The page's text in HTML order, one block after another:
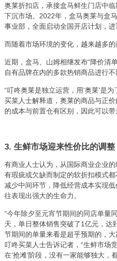
奥莱折扣店，承接盒马鲜生门店中
下沉市场。2022年，盒马奥莱与盒
事业部，全面启动全国开店计划，进
而随着市场环境的变化，越来越多的
近期，盒马、山姆相继发布“降价清
自有品牌在内的多款热销商品进行不
“叮咚奥莱是独立运营，用‘奥莱’是
买菜人士解释道，奥莱的商品与正
的成本与前置仓有区别，因此可以带
3. 生鲜市场迎来性价比的调整
有商业人士认为，从国际商业企业
有瑕疵或欠缺而制定的软折扣模式
减少中间环节，降低经营成本实现
往表现出强大的生命力。
“今年除夕至元宵节期间的同店单量
天，单日整体销售突破了1亿元，达
节期间的单量来看是超乎预期的，
叮咚买菜人士告诉记者，“生鲜市场
在‘抢滩’阶段，没有一家能够独大